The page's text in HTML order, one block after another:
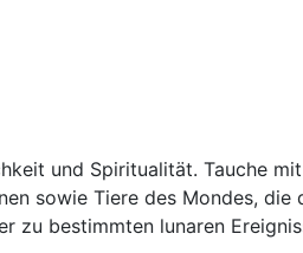
und Spiritualität. Tauche
sowie Tiere des Mondes,
zu bestimmten lunaren